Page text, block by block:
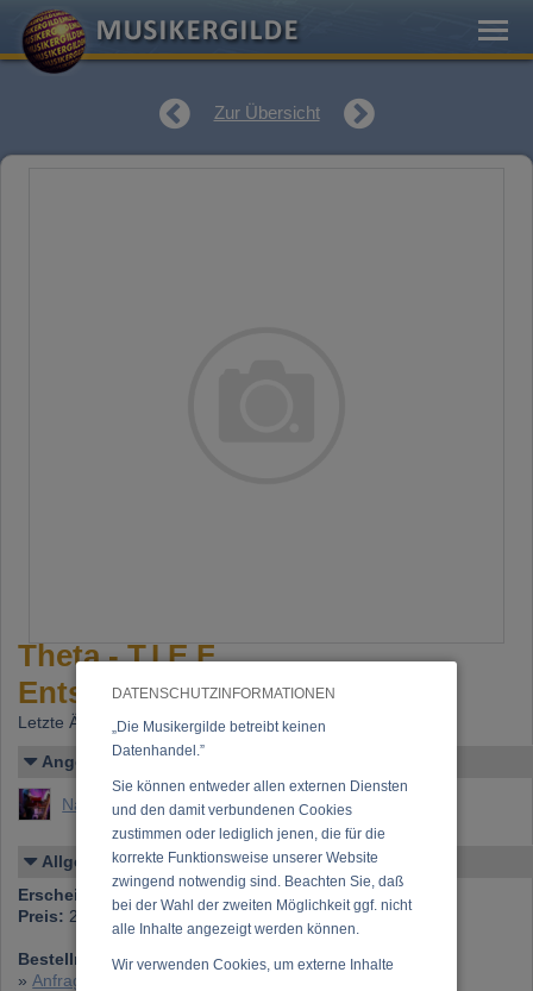
DATENSCHUTZINFORMATIONEN
„Die Musikergilde betreibt keinen
Datenhandel.”
Sie können entweder allen externen Diensten
und den damit verbundenen Cookies
zustimmen oder lediglich jenen, die für die
korrekte Funktionsweise unserer Website
zwingend notwendig sind. Beachten Sie, daß
bei der Wahl der zweiten Möglichkeit ggf. nicht
alle Inhalte angezeigt werden können.
Wir verwenden Cookies, um externe Inhalte
Zur Übersicht
Theta - T.I.E.F.
Entspannungstraining
Letzte Änderung: 12.04.2008
Angelegt von
Nagl, Helmut
Allgemeines
Erscheinen bei:Timchris-Records
Preis: 24,00 €
Bestellnummer:3906-00100-8
»Anfrage zu dieser CD